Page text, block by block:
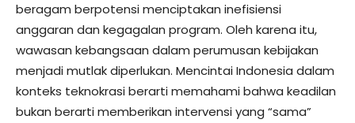
beragam berpotensi menciptakan inefisiensi
anggaran dan kegagalan program. Oleh karena itu,
wawasan kebangsaan dalam perumusan kebijakan
menjadi mutlak diperlukan. Mencintai Indonesia dalam
konteks teknokrasi berarti memahami bahwa keadilan
bukan berarti memberikan intervensi yang “sama”